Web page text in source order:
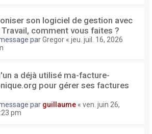
son logiciel de gestion avec
Travail, comment vous faites ?
parGregor « jeu. juil. 16, 2026
a déjà utilisé ma-facture-
pour gérer ses factures
par guillaume « ven. juin 26,
pm